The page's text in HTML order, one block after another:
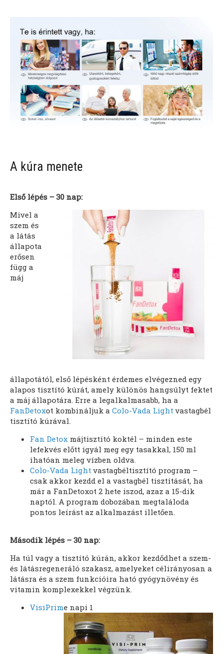
A kúra menete
Első lépés – 30 nap:
Mivel a
szem és
a látás
állapota
erősen
függ a
máj
állapotától, első lépésként érdemes elvégezned egy
alapos tisztító kúrát, amely különös hangsúlyt fektet
a máj állapotára. Erre a legalkalmasabb, ha a
FanDetoxot kombináljuk a Colo-Vada Light vastagbél
tisztító kúrával.
Fan Detox májtisztító koktél – minden este
lefekvés előtt igyál meg egy tasakkal, 150 ml
ihatóan meleg vízben oldva.
Colo-Vada Light vastagbéltisztító program –
csak akkor kezdd el a vastagbél tisztítását, ha
már a FanDetoxot 2 hete iszod, azaz a 15-dik
naptól. A program dobozában megtaláloda
pontos leírást az alkalmazást illetően.
Második lépés – 30 nap:
Ha túl vagy a tisztító kúrán, akkor kezdődhet a szem-
és látásregeneráló szakasz, amelyeket célirányosan a
látásra és a szem funkcióira ható gyógynövény és
vitamin komplexekkel végzünk.
VisiPrime napi 1